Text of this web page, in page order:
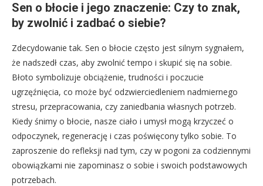
Sen o błocie i jego znaczenie: Czy to znak,
by zwolnić i zadbać o siebie?
Zdecydowanie tak. Sen o błocie często jest silnym sygnałem,
że nadszedł czas, aby zwolnić tempo i skupić się na sobie.
Błoto symbolizuje obciążenie, trudności i poczucie
ugrzęźnięcia, co może być odzwierciedleniem nadmiernego
stresu, przepracowania, czy zaniedbania własnych potrzeb.
Kiedy śnimy o błocie, nasze ciało i umysł mogą krzyczeć o
odpoczynek, regenerację i czas poświęcony tylko sobie. To
zaproszenie do refleksji nad tym, czy w pogoni za codziennymi
obowiązkami nie zapominasz o sobie i swoich podstawowych
potrzebach.